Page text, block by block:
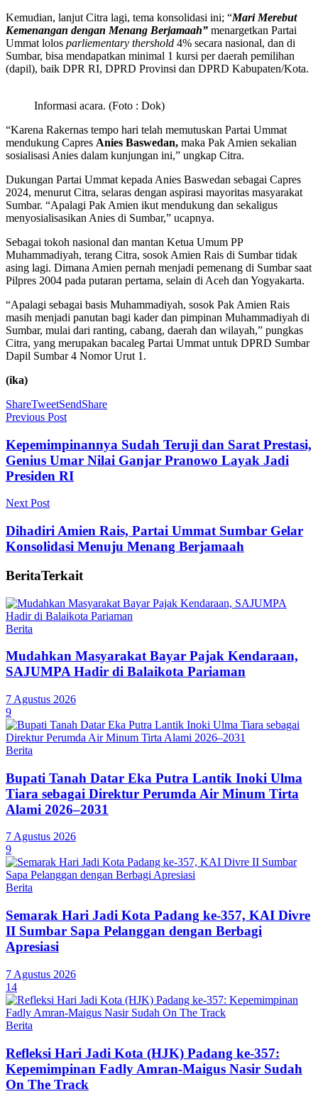
Kemudian, lanjut Citra lagi, tema konsolidasi ini; “Mari Merebut
Kemenangan dengan Menang Berjamaah” menargetkan Partai
Ummat lolos parliementary thershold 4% secara nasional, dan di
Sumbar, bisa mendapatkan minimal 1 kursi per daerah pemilihan
(dapil), baik DPR RI, DPRD Provinsi dan DPRD Kabupaten/Kota.
Informasi acara. (Foto : Dok)
“Karena Rakernas tempo hari telah memutuskan Partai Ummat
mendukung Capres Anies Baswedan, maka Pak Amien sekalian
sosialisasi Anies dalam kunjungan ini,” ungkap Citra.
Dukungan Partai Ummat kepada Anies Baswedan sebagai Capres
2024, menurut Citra, selaras dengan aspirasi mayoritas masyarakat
Sumbar. “Apalagi Pak Amien ikut mendukung dan sekaligus
menyosialisasikan Anies di Sumbar,” ucapnya.
Sebagai tokoh nasional dan mantan Ketua Umum PP
Muhammadiyah, terang Citra, sosok Amien Rais di Sumbar tidak
asing lagi. Dimana Amien pernah menjadi pemenang di Sumbar saat
Pilpres 2004 pada putaran pertama, selain di Aceh dan Yogyakarta.
“Apalagi sebagai basis Muhammadiyah, sosok Pak Amien Rais
masih menjadi panutan bagi kader dan pimpinan Muhammadiyah di
Sumbar, mulai dari ranting, cabang, daerah dan wilayah,” pungkas
Citra, yang merupakan bacaleg Partai Ummat untuk DPRD Sumbar
Dapil Sumbar 4 Nomor Urut 1.
(ika)
ShareTweetSendShare
Previous Post
Kepemimpinannya Sudah Teruji dan Sarat Prestasi,
Genius Umar Nilai Ganjar Pranowo Layak Jadi
Presiden RI
Next Post
Dihadiri Amien Rais, Partai Ummat Sumbar Gelar
Konsolidasi Menuju Menang Berjamaah
BeritaTerkait
Berita
Mudahkan Masyarakat Bayar Pajak Kendaraan,
SAJUMPA Hadir di Balaikota Pariaman
7 Agustus 2026
9
Berita
Bupati Tanah Datar Eka Putra Lantik Inoki Ulma
Tiara sebagai Direktur Perumda Air Minum Tirta
Alami 2026–2031
7 Agustus 2026
9
Berita
Semarak Hari Jadi Kota Padang ke-357, KAI Divre
II Sumbar Sapa Pelanggan dengan Berbagi
Apresiasi
7 Agustus 2026
14
Berita
Refleksi Hari Jadi Kota (HJK) Padang ke-357:
Kepemimpinan Fadly Amran-Maigus Nasir Sudah
On The Track